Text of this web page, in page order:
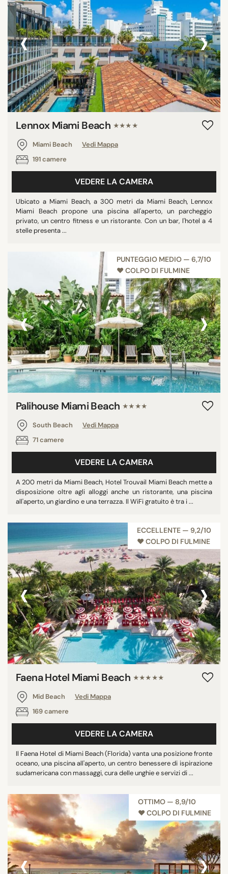
‹ ›
Lennox Miami Beach ★★★★
Miami Beach
Vedi Mappa
191 camere
VEDERE LA CAMERA
Ubicato a Miami Beach, a 300 metri da Miami Beach, Lennox
Miami Beach propone una piscina all'aperto, un parcheggio
privato, un centro fitness e un ristorante. Con un bar, l'hotel a 4
stelle presenta ...
PUNTEGGIO MEDIO — 6,7/10
♥︎ COLPO DI FULMINE
‹ ›
Palihouse Miami Beach ★★★★
South Beach
Vedi Mappa
71 camere
VEDERE LA CAMERA
A 200 metri da Miami Beach, Hotel Trouvail Miami Beach mette a
disposizione oltre agli alloggi anche un ristorante, una piscina
all'aperto, un giardino e una terrazza. Il WiFi gratuito è tra i ...
ECCELLENTE — 9,2/10
♥︎ COLPO DI FULMINE
‹ ›
Faena Hotel Miami Beach ★★★★★
Mid Beach
Vedi Mappa
169 camere
VEDERE LA CAMERA
Il Faena Hotel di Miami Beach (Florida) vanta una posizione fronte
oceano, una piscina all'aperto, un centro benessere di ispirazione
sudamericana con massaggi, cura delle unghie e servizi di ...
OTTIMO — 8,9/10
♥︎ COLPO DI FULMINE